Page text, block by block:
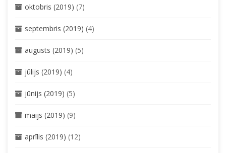
oktobris (2019) (7)
septembris (2019) (4)
augusts (2019) (5)
jūlijs (2019) (4)
jūnijs (2019) (5)
maijs (2019) (9)
aprīlis (2019) (12)